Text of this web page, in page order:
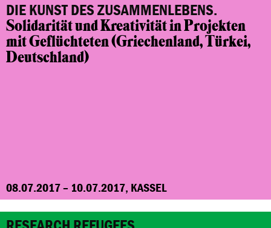
DIE KUNST DES ZUSAMMENLEBENS.
Solidarität und Kreativität in Projekten
mit Geflüchteten(Griechenland, Türkei,
Deutschland)
08.07.2017 – 10.07.2017, KASSEL